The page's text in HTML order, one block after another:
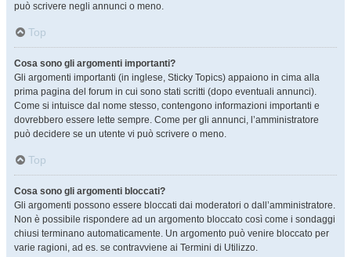
può scrivere negli annunci o meno.
Top
Cosa sono gli argomenti importanti?
Gli argomenti importanti (in inglese, Sticky Topics) appaiono in cima alla
prima pagina del forum in cui sono stati scritti (dopo eventuali annunci).
Come si intuisce dal nome stesso, contengono informazioni importanti e
dovrebbero essere lette sempre. Come per gli annunci, l’amministratore
può decidere se un utente vi può scrivere o meno.
Top
Cosa sono gli argomenti bloccati?
Gli argomenti possono essere bloccati dai moderatori o dall’amministratore.
Non è possibile rispondere ad un argomento bloccato così come i sondaggi
chiusi terminano automaticamente. Un argomento può venire bloccato per
varie ragioni, ad es. se contravviene ai Termini di Utilizzo.